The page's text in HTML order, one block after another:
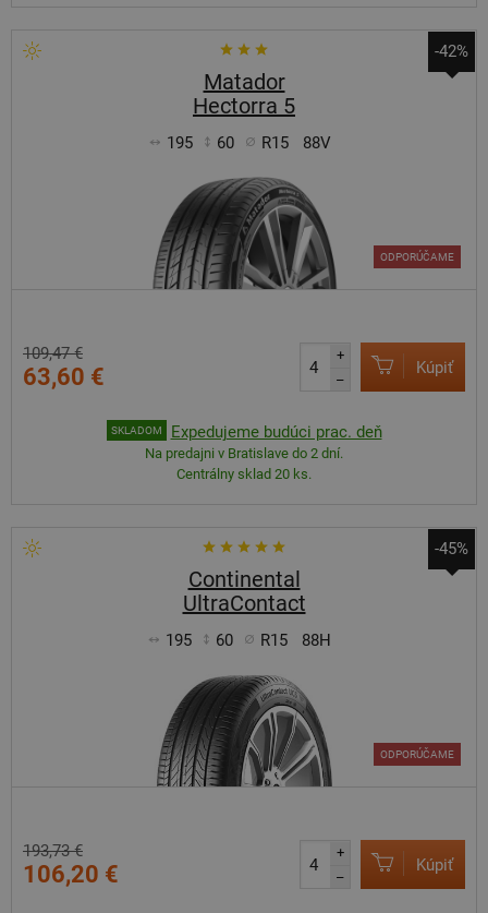
-42%
Matador
Hectorra 5
195 60 R15 88V
ODPORÚČAME
109,47 €
63,60 €
+
–
Kúpiť
SKLADOM Expedujeme budúci prac. deň
Na predajni v Bratislave do 2 dní.
Centrálny sklad 20 ks.
-45%
Continental
UltraContact
195 60 R15 88H
ODPORÚČAME
193,73 €
106,20 €
+
–
Kúpiť